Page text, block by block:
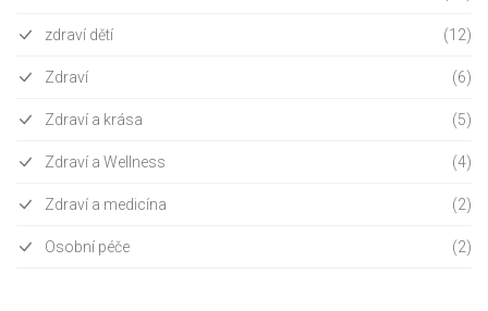
zdraví dětí (12)
Zdraví (6)
Zdraví a krása (5)
Zdraví a Wellness (4)
Zdraví a medicína (2)
Osobní péče (2)